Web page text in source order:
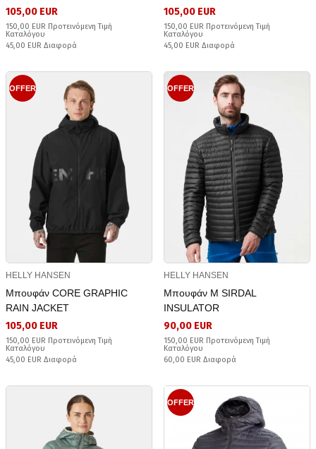
105,00 EUR
150,00 EUR Προτεινόμενη Τιμή
Καταλόγου
45,00 EUR Διαφορά
105,00 EUR
150,00 EUR Προτεινόμενη Τιμή
Καταλόγου
45,00 EUR Διαφορά
OFFER
HELLY HANSEN
Μπουφάν CORE GRAPHIC
RAIN JACKET
105,00 EUR
150,00 EUR Προτεινόμενη Τιμή
Καταλόγου
45,00 EUR Διαφορά
OFFER
HELLY HANSEN
Μπουφάν Μ SIRDAL
INSULATOR
90,00 EUR
150,00 EUR Προτεινόμενη Τιμή
Καταλόγου
60,00 EUR Διαφορά
OFFER